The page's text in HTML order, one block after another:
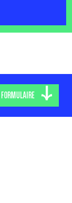
FORMULAIRE